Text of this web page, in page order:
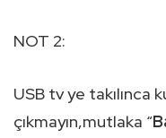
NOT 2:
USB tv ye takılınca
çıkmayın,mutlaka “